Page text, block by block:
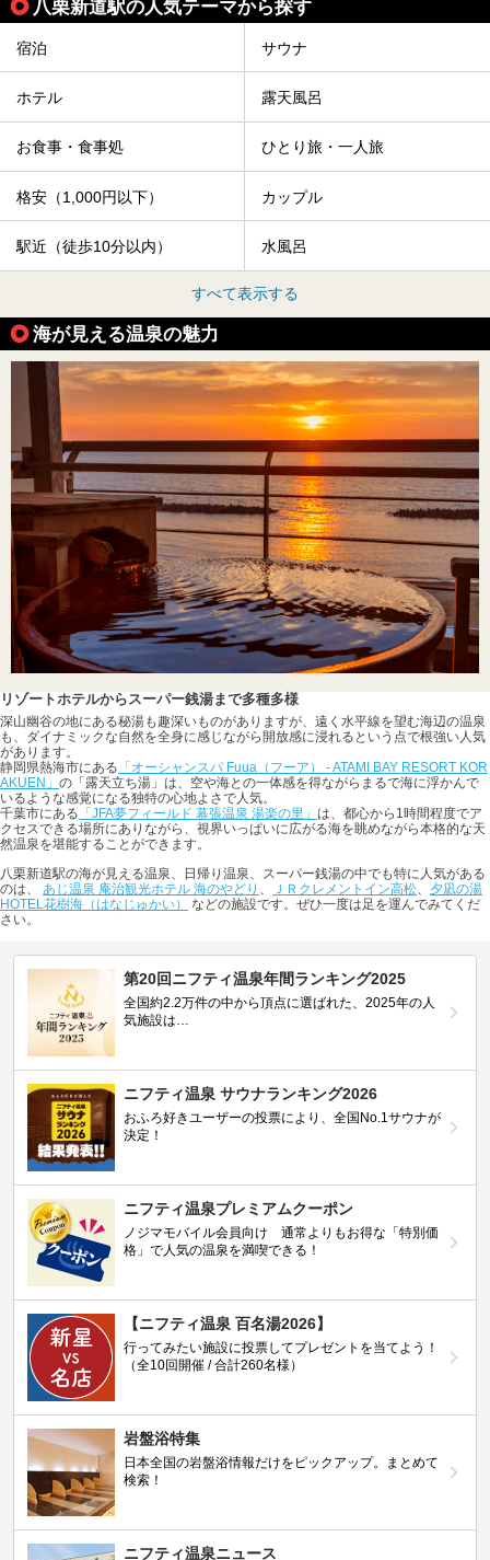
八栗新道駅の人気テーマから探す
宿泊 サウナ
ホテル 露天風呂
お食事・食事処 ひとり旅・一人旅
格安（1,000円以下） カップル
駅近（徒歩10分以内） 水風呂
すべて表示する
海が見える温泉の魅力
リゾートホテルからスーパー銭湯まで多種多様
深山幽谷の地にある秘湯も趣深いものがありますが、遠く水平線を望む海辺の温泉
も、ダイナミックな自然を全身に感じながら開放感に浸れるという点で根強い人気
があります。
静岡県熱海市にある 「オーシャンスパ Fuua（フーア） - ATAMI BAY RESORT KOR
AKUEN」 の「露天立ち湯」は、空や海との一体感を得ながらまるで海に浮かんで
いるような感覚になる独特の心地よさで人気。
千葉市にある 「JFA夢フィールド 幕張温泉 湯楽の里」 は、都心から1時間程度でア
クセスできる場所にありながら、視界いっぱいに広がる海を眺めながら本格的な天
然温泉を堪能することができます。
八栗新道駅の海が見える温泉、日帰り温泉、スーパー銭湯の中でも特に人気がある
のは、 あじ温泉 庵治観光ホテル 海のやどり 、 ＪＲクレメントイン高松、 夕凪の湯
HOTEL花樹海（はなじゅかい）
などの施設です。ぜひ一度は足を運んでみてくだ
さい。
第20回ニフティ温泉年間ランキング2025
全国約2.2万件の中から頂点に選ばれた、2025年の人
気施設は…
ニフティ温泉 サウナランキング2026
おふろ好きユーザーの投票により、全国No.1サウナが
決定！
ニフティ温泉プレミアムクーポン
ノジマモバイル会員向け 通常よりもお得な「特別価
格」で人気の温泉を満喫できる！
【ニフティ温泉 百名湯2026】
行ってみたい施設に投票してプレゼントを当てよう！
（全10回開催 / 合計260名様）
岩盤浴特集
日本全国の岩盤浴情報だけをピックアップ。まとめて
検索！
ニフティ温泉ニュース